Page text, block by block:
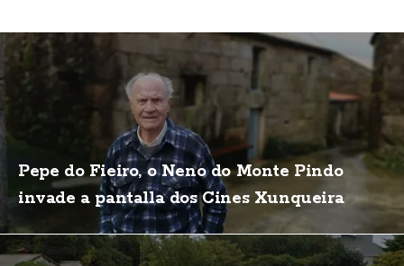
Pepe do Fieiro, o Neno do Monte Pindo
invade a pantalla dos Cines Xunqueira